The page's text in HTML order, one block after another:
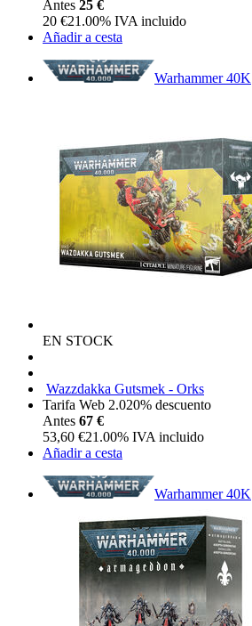
Antes 25 €
20 €21.00% IVA incluido
Añadir a cesta
Warhammer 40K
EN STOCK
Wazzdakka Gutsmek - Orks
Tarifa Web 2.020% descuento
Antes 67 €
53,60 €21.00% IVA incluido
Añadir a cesta
Warhammer 40K